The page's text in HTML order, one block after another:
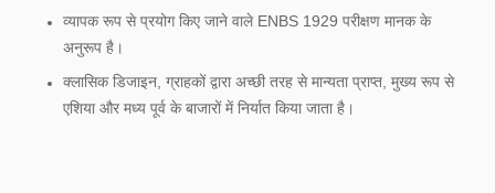
व्यापक रूप से प्रयोग किए जाने वाले ENBS 1929 परीक्षण मानक के
अनुरूप है।
क्लासिक डिजाइन, ग्राहकों द्वारा अच्छी तरह से मान्यता प्राप्त, मुख्य रूप से
एशिया और मध्य पूर्व के बाजारों में निर्यात किया जाता है।